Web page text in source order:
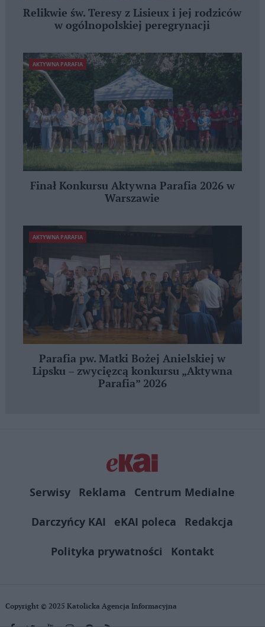
Relikwie św. Teresy z Lisieux i jej rodziców
w ogólnopolskiej peregrynacji
AKTYWNA PARAFIA
Finał Konkursu Aktywna Parafia 2026 w
Warszawie
AKTYWNA PARAFIA
Parafia pw. Matki Bożej Anielskiej w
Lipsku – zwycięzcą konkursu „Aktywna
Parafia” 2026
Serwisy Reklama
Centrum Medialne
Darczyńcy KAI
eKAI poleca
Redakcja
Polityka prywatności
Kontakt
Copyright © 2025 Katolicka Agencja Informacyjna